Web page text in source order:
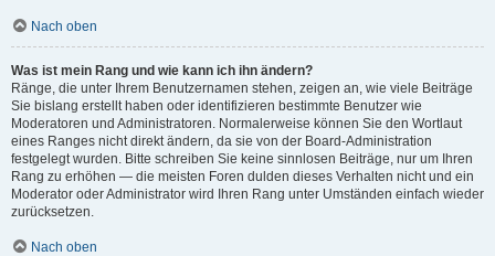
Nach oben
Was ist mein Rang und wie kann ich ihn ändern?
Ränge, die unter Ihrem Benutzernamen stehen, zeigen an, wie viele Beiträge
Sie bislang erstellt haben oder identifizieren bestimmte Benutzer wie
Moderatoren und Administratoren. Normalerweise können Sie den Wortlaut
eines Ranges nicht direkt ändern, da sie von der Board-Administration
festgelegt wurden. Bitte schreiben Sie keine sinnlosen Beiträge, nur um Ihren
Rang zu erhöhen — die meisten Foren dulden dieses Verhalten nicht und ein
Moderator oder Administrator wird Ihren Rang unter Umständen einfach wieder
zurücksetzen.
Nach oben